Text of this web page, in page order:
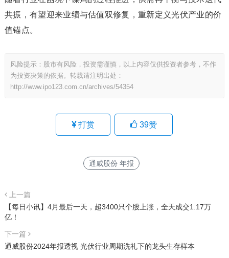
共振，有望迎来业绩与估值双修复，重新定义光伏产业的价
值锚点。
风险提示：股市有风险，投资需谨慎，以上内容仅供投资者参考，不作
为投资决策的依据。转载请注明出处：
http://www.ipo123.com.cn/archives/54354
打赏 39赞
通威股份 年报
上一篇
【每日小讯】4月最后一天，超3400只个股上涨，全天成交1.17万
亿！
下一篇
通威股份2024年报透视 光伏行业周期洗礼下的龙头生存样本